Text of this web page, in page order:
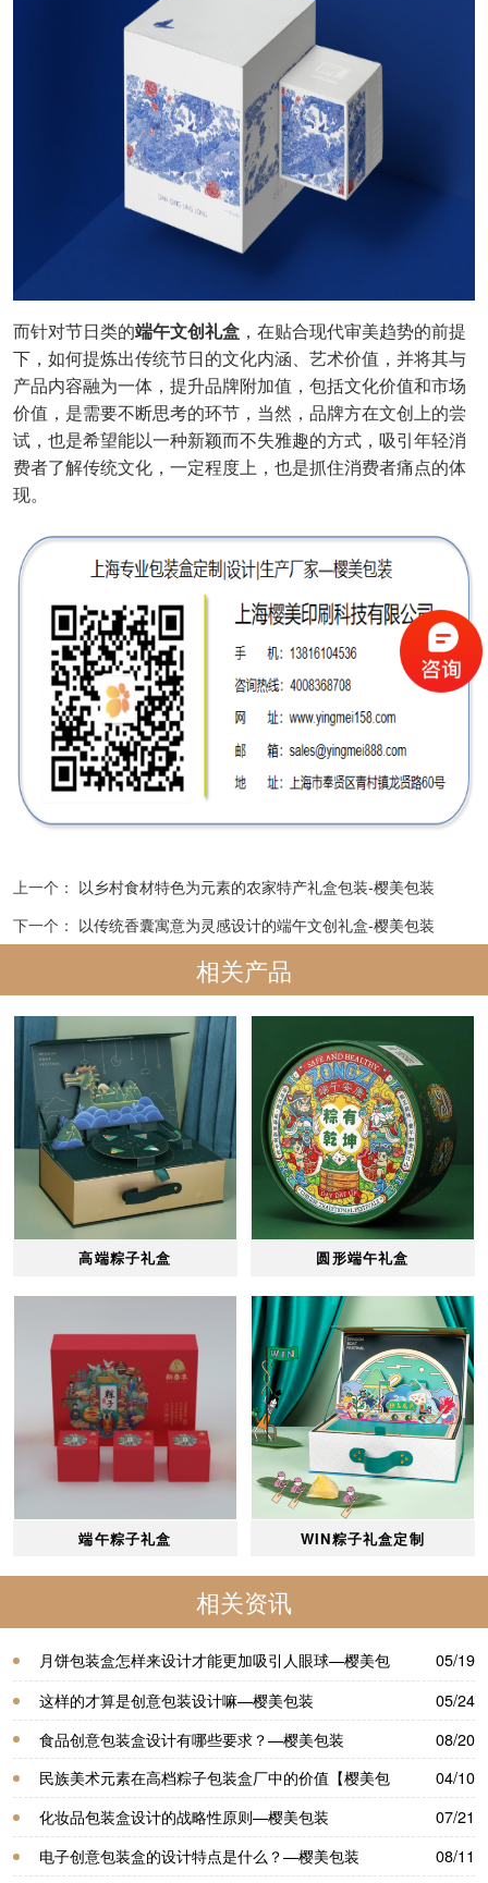
而针对节日类的端午文创礼盒，在贴合现代审美趋势的前提
下，如何提炼出传统节日的文化内涵、艺术价值，并将其与
产品内容融为一体，提升品牌附加值，包括文化价值和市场
价值，是需要不断思考的环节，当然，品牌方在文创上的尝
试，也是希望能以一种新颖而不失雅趣的方式，吸引年轻消
费者了解传统文化，一定程度上，也是抓住消费者痛点的体
现。
上一个： 以乡村食材特色为元素的农家特产礼盒包装-樱美包装
下一个： 以传统香囊寓意为灵感设计的端午文创礼盒-樱美包装
相关产品
高端粽子礼盒 圆形端午礼盒
端午粽子礼盒 WIN粽子礼盒定制
相关资讯
月饼包装盒怎样来设计才能更加吸引人眼球—樱美包
装
05/19
这样的才算是创意包装设计嘛—樱美包装
05/24
食品创意包装盒设计有哪些要求？—樱美包装
08/20
民族美术元素在高档粽子包装盒厂中的价值【樱美包
装】
04/10
化妆品包装盒设计的战略性原则—樱美包装
07/21
电子创意包装盒的设计特点是什么？—樱美包装
08/11